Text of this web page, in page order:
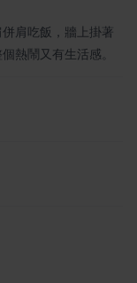
肩吃飯，牆上掛著
熱鬧又有生活感。